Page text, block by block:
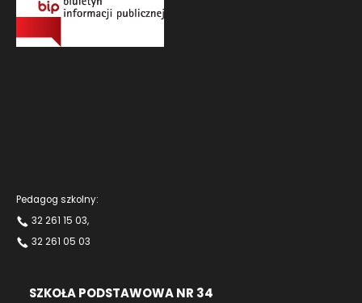
Pedagog szkolny:
32 261 15 03,
32 261 05 03
SZKOŁA PODSTAWOWA NR 34